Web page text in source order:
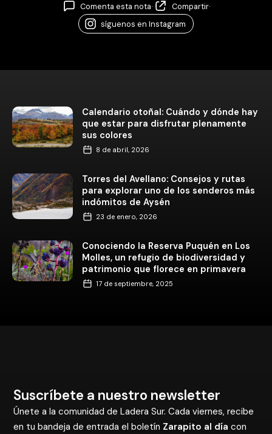
Comenta esta nota· Compartir·
síguenos en Instagram
Calendario otoñal: Cuándo y dónde hay
que estar para disfrutar plenamente
sus colores
8 de abril, 2026
Torres del Avellano: Consejos y rutas
para explorar uno de los senderos más
indómitos de Aysén
23 de enero, 2026
Conociendo la Reserva Puquén en Los
Molles, un refugio de biodiversidad y
patrimonio que florece en primavera
17 de septiembre, 2025
Suscríbete a nuestro newsletter
Únete a la comunidad de Ladera Sur. Cada viernes, recibe
en tu bandeja de entrada el boletín Zarapito al día con